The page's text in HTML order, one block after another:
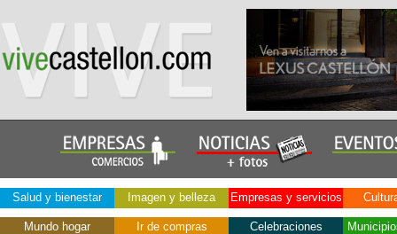
Salud y bienestar Imagen y belleza Empresas y servicios
Mundo hogar Ir de compras Celebraciones